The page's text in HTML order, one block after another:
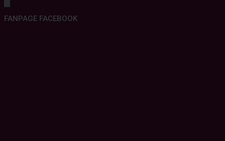
FANPAGE FACEBOOK